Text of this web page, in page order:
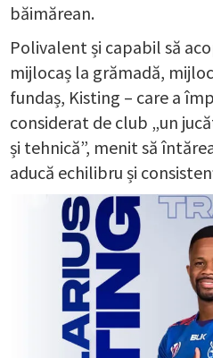
băimărean.
Polivalent și capabil să
mijlocaș la grămadă,
fundaș, Kisting – care a
considerat de club „un
și tehnică”, menit să
aducă echilibru și